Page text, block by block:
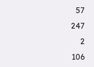
57
247
2
106